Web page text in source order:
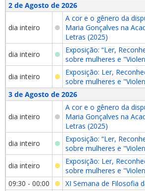
2 de Agosto de 2026
dia inteiro
A cor e o gênero da
Maria Gonçalves na
Letras (2025)
dia inteiro
Exposição: “Ler,
sobre mulheres e
dia inteiro
Exposição: Ler,
sobre mulheres e
3 de Agosto de 2026
dia inteiro
A cor e o gênero da
Maria Gonçalves na
Letras (2025)
dia inteiro
Exposição: “Ler,
sobre mulheres e
dia inteiro
Exposição: Ler,
sobre mulheres e
09:30 - 00:00
XI Semana de Filosofia